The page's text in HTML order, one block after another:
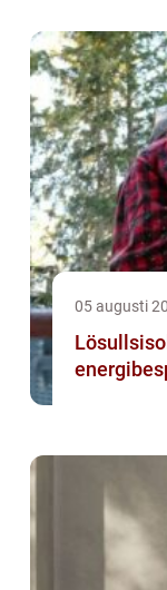
05 augusti